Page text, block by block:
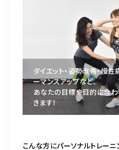
ダイエット・姿勢改善・慢
ーマンスアップなど、
あなたの目標や目的に合
きます！
こんな方にパーソナルトレーニ